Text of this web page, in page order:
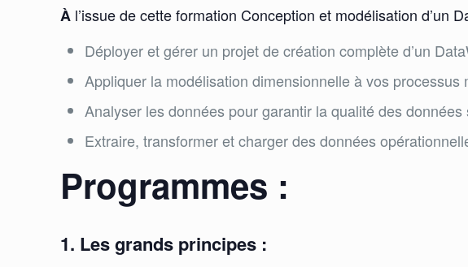
À l’issue de cette formation Conception et modélisation d’un
Déployer et gérer un projet de création complète d’un
Appliquer la modélisation dimensionnelle à vos
Analyser les données pour garantir la qualité des données
Extraire, transformer et charger des données
Programmes :
1. Les grands principes :